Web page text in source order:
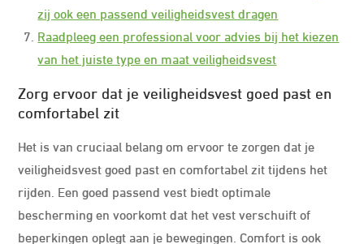
zij ook een passend veiligheidsvest dragen
Raadpleeg een professional voor advies bij het kiezen
van het juiste type en maat veiligheidsvest
Zorg ervoor dat je veiligheidsvest goed past en
comfortabel zit
Het is van cruciaal belang om ervoor te zorgen dat je
veiligheidsvest goed past en comfortabel zit tijdens het
rijden. Een goed passend vest biedt optimale
bescherming en voorkomt dat het vest verschuift of
beperkingen oplegt aan je bewegingen. Comfort is ook